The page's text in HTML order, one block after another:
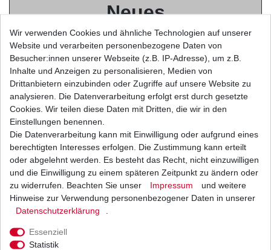
Neues
Ersatzteil
aus
japanischer
Originalteile -
Herstellung
u.a. von
Wir verwenden Cookies und ähnliche Technologien auf unserer
Website und verarbeiten personenbezogene Daten von
Besucher:innen unserer Webseite (z.B. IP-Adresse), um z.B.
Inhalte und Anzeigen zu personalisieren, Medien von
Drittanbietern einzubinden oder Zugriffe auf unsere Website zu
analysieren. Die Datenverarbeitung erfolgt erst durch gesetzte
Cookies. Wir teilen diese Daten mit Dritten, die wir in den
Einstellungen benennen.
Die Datenverarbeitung kann mit Einwilligung oder aufgrund eines
berechtigten Interesses erfolgen. Die Zustimmung kann erteilt
oder abgelehnt werden. Es besteht das Recht, nicht einzuwilligen
und die Einwilligung zu einem späteren Zeitpunkt zu ändern oder
zu widerrufen. Beachten Sie unser
Impressum
und weitere
Hinweise zur Verwendung personenbezogener Daten in unserer
Daten­schutz­erklärung
Essenziell
Statistik